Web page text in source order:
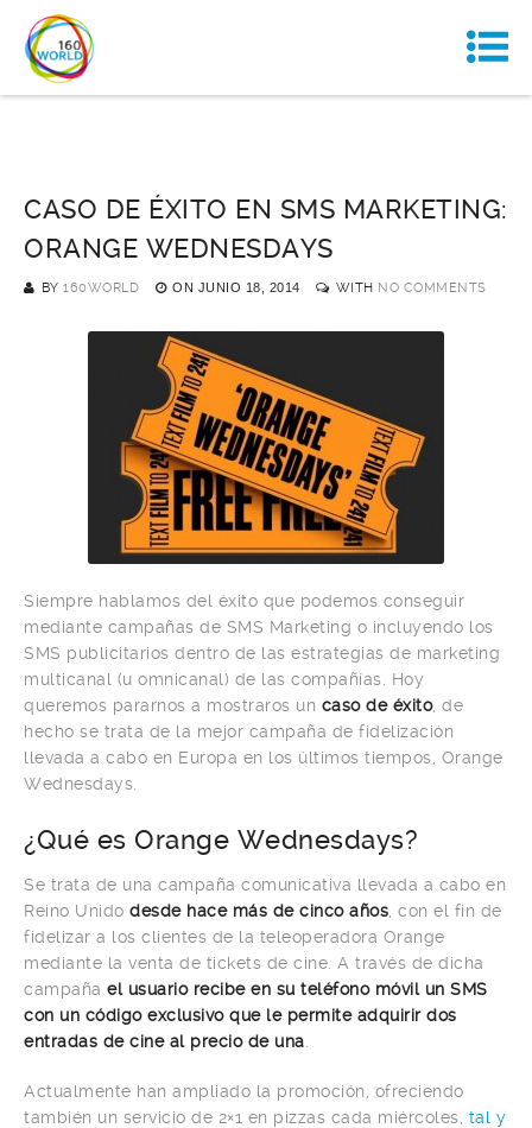
CASO DE ÉXITO EN SMS MARKETING:
ORANGE WEDNESDAYS
BY 160WORLD ON JUNIO 18, 2014 WITH NO COMMENTS
Siempre hablamos del éxito que podemos conseguir
mediante campañas de SMS Marketing o incluyendo los
SMS publicitarios dentro de las estrategias de marketing
multicanal (u omnicanal) de las compañías. Hoy
queremos pararnos a mostraros un caso de éxito, de
hecho se trata de la mejor campaña de fidelización
llevada a cabo en Europa en los últimos tiempos, Orange
Wednesdays.
¿Qué es Orange Wednesdays?
Se trata de una campaña comunicativa llevada a cabo en
Reino Unido desde hace más de cinco años , con el fin de
fidelizar a los clientes de la teleoperadora Orange
mediante la venta de tickets de cine. A través de dicha
campaña el usuario recibe en su teléfono móvil un SMS
con un código exclusivo que le permite adquirir dos
entradas de cine al precio de una
Actualmente han ampliado la promoción, ofreciendo
también un servicio de 2×1 en pizzas cada miércoles, tal y